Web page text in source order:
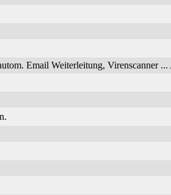
Email Weiterleitung, Virenscanner